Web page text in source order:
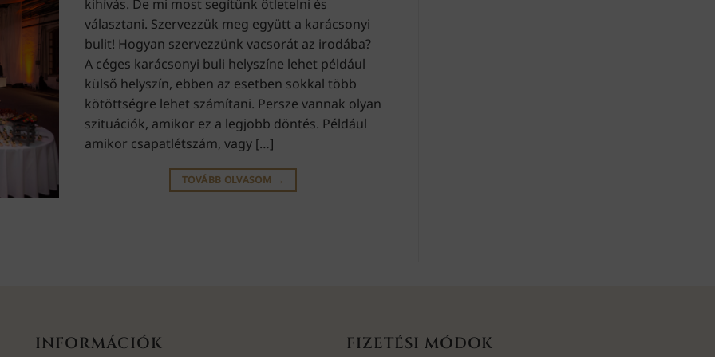
kihívás. De mi most segítünk ötletelni és
választani. Szervezzük meg együtt a karácsonyi
bulit! Hogyan szervezzünk vacsorát az irodába?
A céges karácsonyi buli helyszíne lehet például
külső helyszín, ebben az esetben sokkal több
kötöttségre lehet számítani. Persze vannak olyan
szituációk, amikor ez a legjobb döntés. Például
amikor csapatlétszám, vagy […]
TOVÁBB OLVASOM →
INFORMÁCIÓK FIZETÉSI MÓDOK